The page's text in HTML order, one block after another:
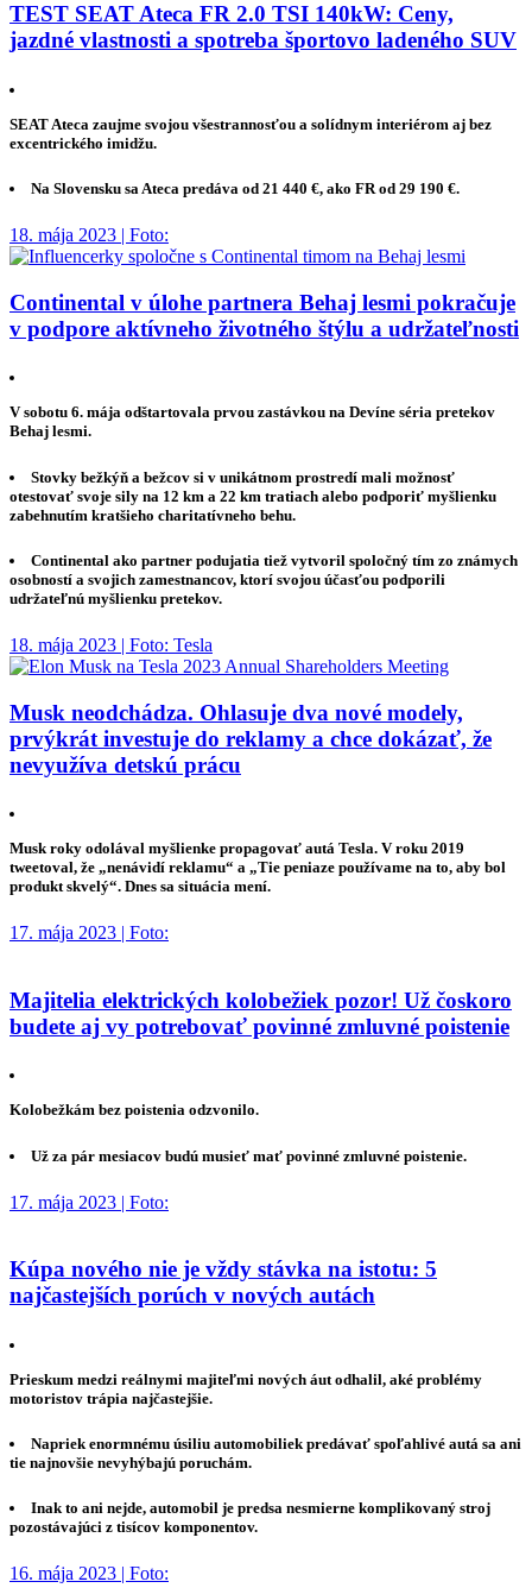
TEST SEAT Ateca FR 2.0 TSI 140kW: Ceny,
jazdné vlastnosti a spotreba športovo ladeného SUV
SEAT Ateca zaujme svojou všestrannosťou a solídnym interiérom aj bez
excentrického imidžu.
Na Slovensku sa Ateca predáva od 21 440 €, ako FR od 29 190 €.
18. mája 2023 | Foto:
Continental v úlohe partnera Behaj lesmi pokračuje
v podpore aktívneho životného štýlu a udržateľnosti
V sobotu 6. mája odštartovala prvou zastávkou na Devíne séria pretekov
Behaj lesmi.
Stovky bežkýň a bežcov si v unikátnom prostredí mali možnosť
otestovať svoje sily na 12 km a 22 km tratiach alebo podporiť myšlienku
zabehnutím kratšieho charitatívneho behu.
Continental ako partner podujatia tiež vytvoril spoločný tím zo známych
osobností a svojich zamestnancov, ktorí svojou účasťou podporili
udržateľnú myšlienku pretekov.
18. mája 2023 | Foto: Tesla
Musk neodchádza. Ohlasuje dva nové modely,
prvýkrát investuje do reklamy a chce dokázať, že
nevyužíva detskú prácu
Musk roky odolával myšlienke propagovať autá Tesla. V roku 2019
tweetoval, že „nenávidí reklamu“ a „Tie peniaze používame na to, aby bol
produkt skvelý“. Dnes sa situácia mení.
17. mája 2023 | Foto:
Majitelia elektrických kolobežiek pozor! Už čoskoro
budete aj vy potrebovať povinné zmluvné poistenie
Kolobežkám bez poistenia odzvonilo.
Už za pár mesiacov budú musieť mať povinné zmluvné poistenie.
17. mája 2023 | Foto:
Kúpa nového nie je vždy stávka na istotu: 5
najčastejších porúch v nových autách
Prieskum medzi reálnymi majiteľmi nových áut odhalil, aké problémy
motoristov trápia najčastejšie.
Napriek enormnému úsiliu automobiliek predávať spoľahlivé autá sa ani
tie najnovšie nevyhýbajú poruchám.
Inak to ani nejde, automobil je predsa nesmierne komplikovaný stroj
pozostávajúci z tisícov komponentov.
16. mája 2023 | Foto: